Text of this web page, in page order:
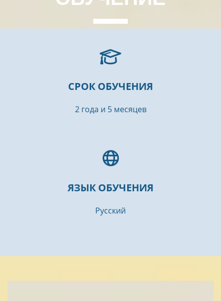
СРОК ОБУЧЕНИЯ
2 года и 5 месяцев
ЯЗЫК ОБУЧЕНИЯ
Русский